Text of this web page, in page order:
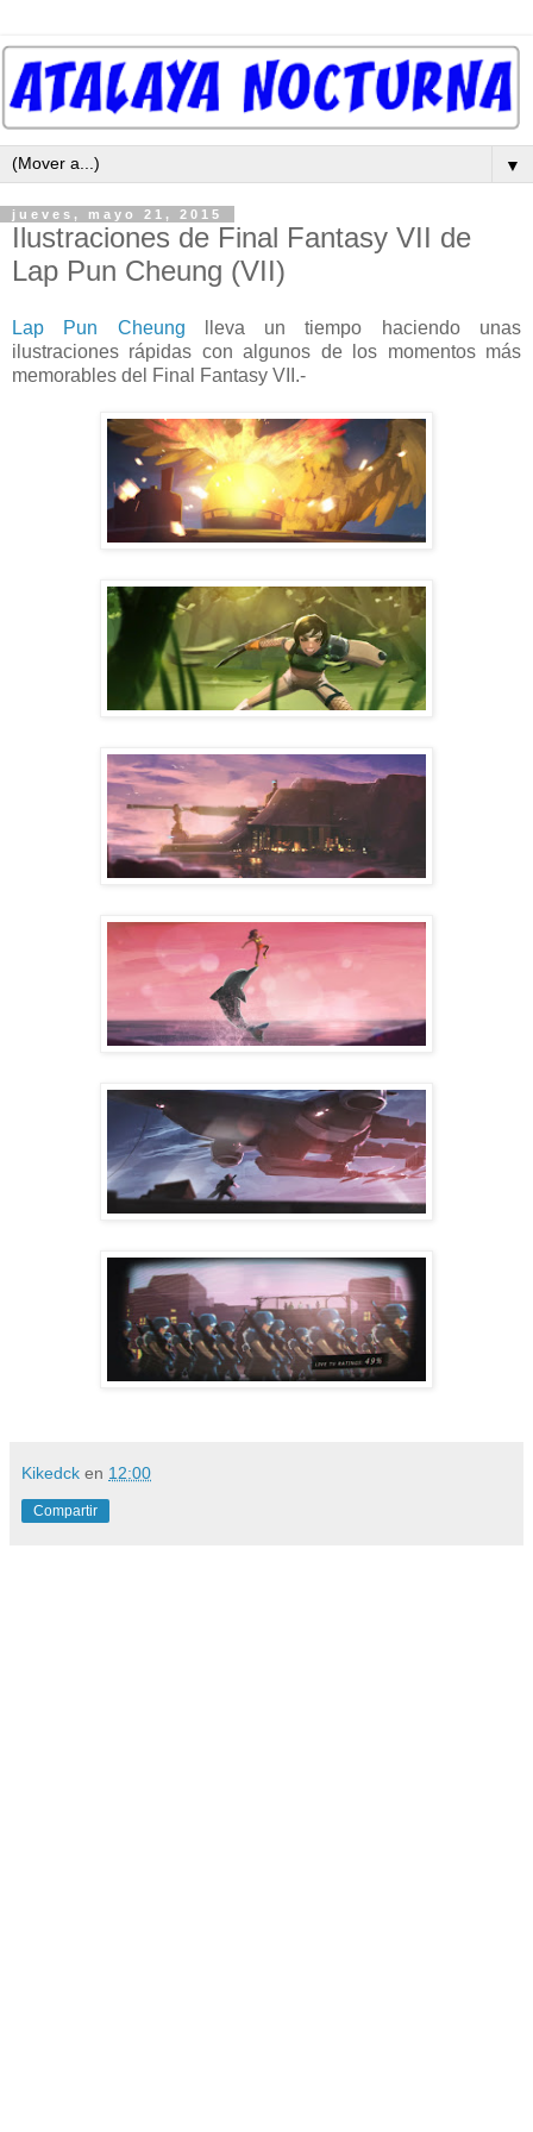
▼
jueves, mayo 21, 2015
Ilustraciones de Final Fantasy VII de
Lap Pun Cheung (VII)
Lap Pun Cheung lleva un tiempo haciendo unas
ilustraciones rápidas con algunos de los momentos más
memorables del Final Fantasy VII.-
Kikedck en 12:00
Compartir